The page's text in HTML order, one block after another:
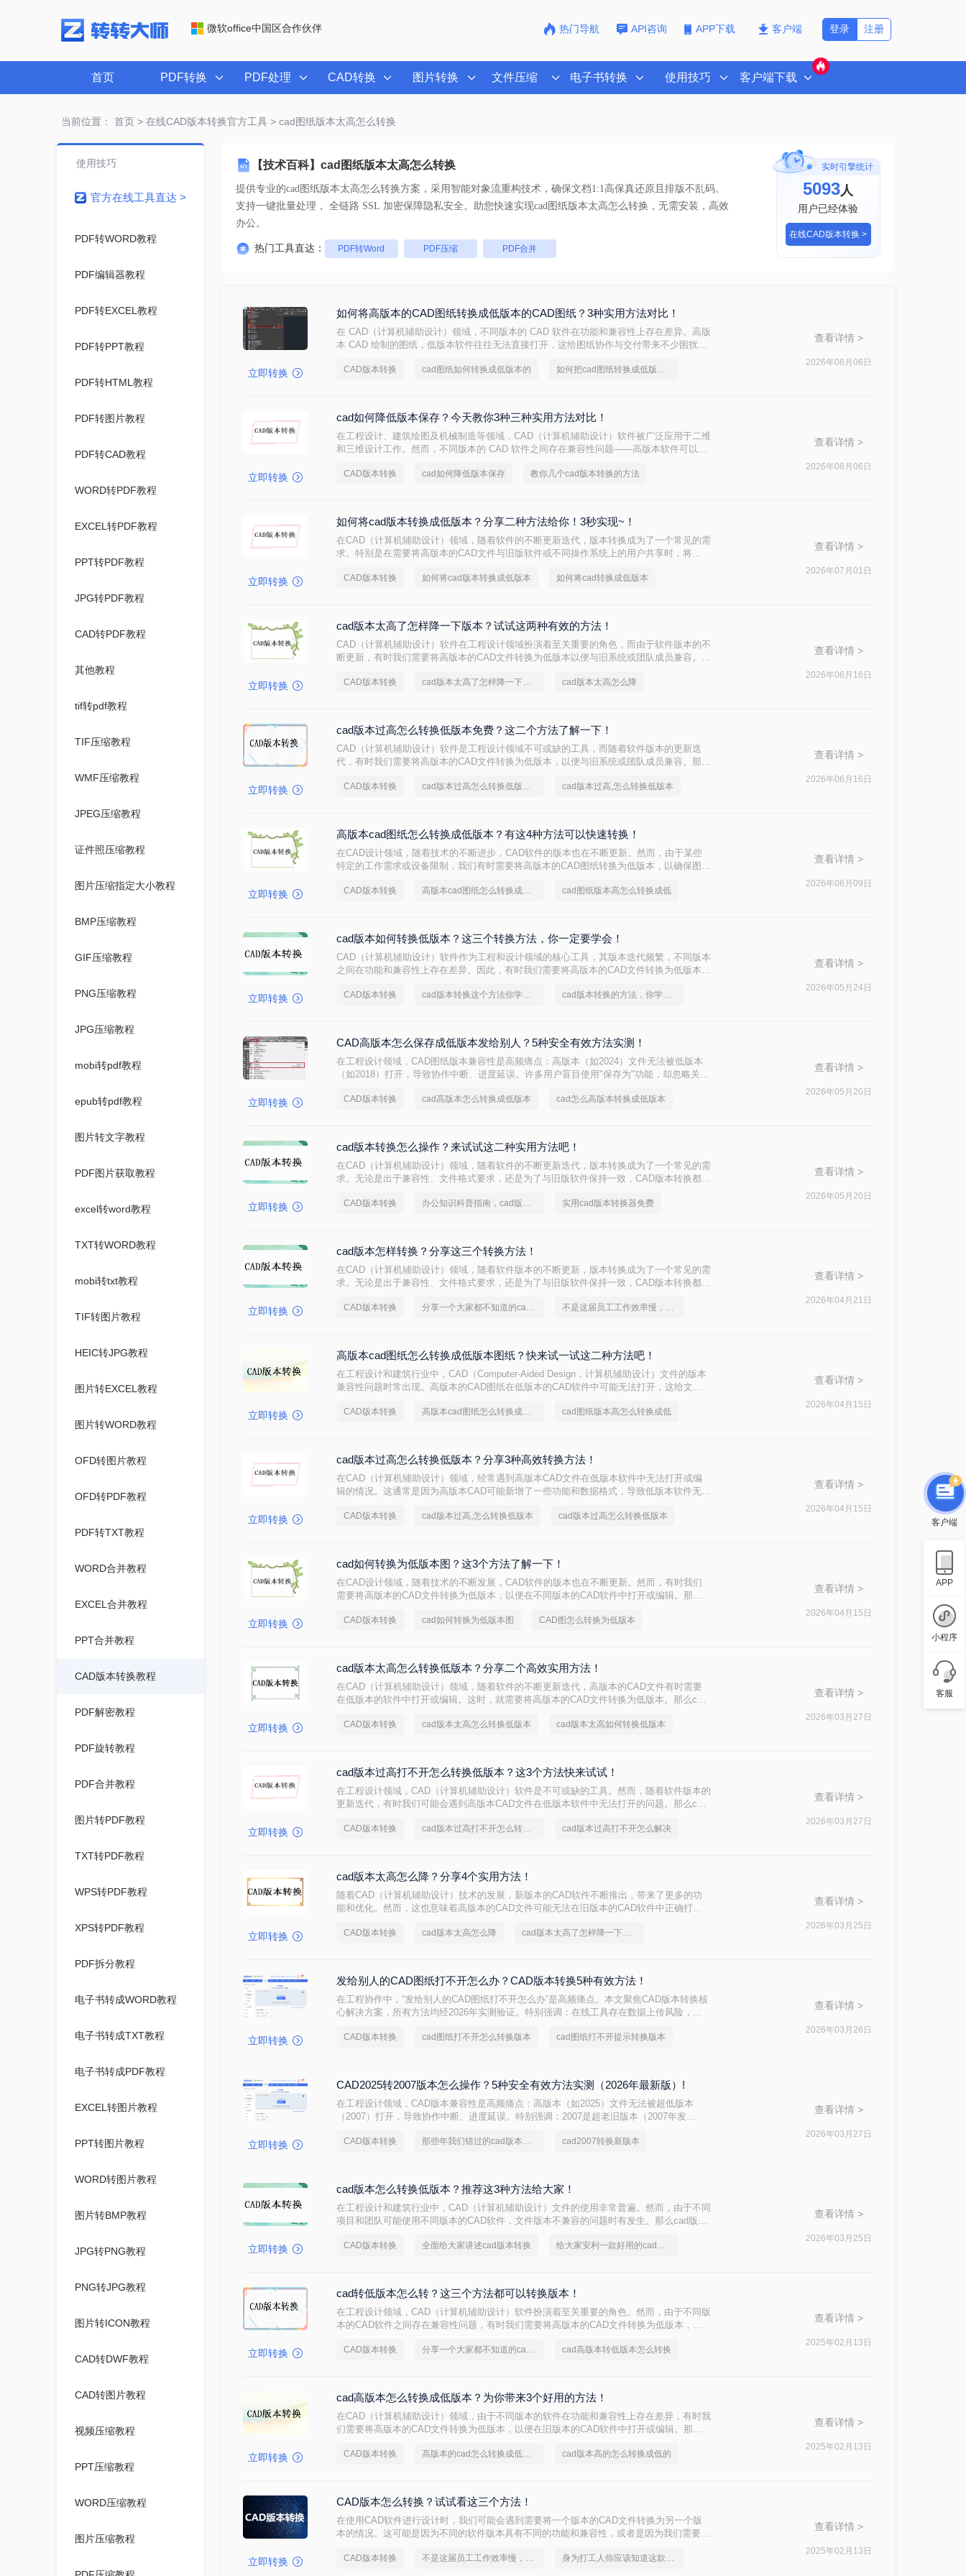
微软office中国区合作伙伴 热门导航 API咨询 APP下载 客户端 注册
登录
首页 PDF转换 PDF处理 CAD转换 图片转换 文件压缩 电子书转换 使用技巧 客户端下载
当前位置： 首页> 在线CAD版本转换官方工具> cad图纸版本太高怎么转换
【技术百科】cad图纸版本太高怎么转换
提供专业的cad图纸版本太高怎么转换方案，采用智能对象流重构技术，确保文档1:1高保真还原且排版不乱码。
支持一键批量处理， 全链路 SSL 加密保障隐私安全。助您快速实现cad图纸版本太高怎么转换 ，无需安装，高效
办公。
热门工具直达： PDF转Word PDF压缩 PDF合并
实时引擎统计
5096人
用户已经体验
在线CAD版本转换 >
使用技巧
官方在线工具直达 >
PDF转WORD教程
PDF编辑器教程
PDF转EXCEL教程
PDF转PPT教程
PDF转HTML教程
PDF转图片教程
PDF转CAD教程
WORD转PDF教程
EXCEL转PDF教程
PPT转PDF教程
JPG转PDF教程
CAD转PDF教程
其他教程
tif转pdf教程
TIF压缩教程
WMF压缩教程
JPEG压缩教程
证件照压缩教程
图片压缩指定大小教程
BMP压缩教程
GIF压缩教程
PNG压缩教程
JPG压缩教程
mobi转pdf教程
epub转pdf教程
图片转文字教程
PDF图片获取教程
excel转word教程
TXT转WORD教程
mobi转txt教程
TIF转图片教程
HEIC转JPG教程
图片转EXCEL教程
图片转WORD教程
OFD转图片教程
OFD转PDF教程
PDF转TXT教程
WORD合并教程
EXCEL合并教程
PPT合并教程
CAD版本转换教程
PDF解密教程
PDF旋转教程
PDF合并教程
图片转PDF教程
TXT转PDF教程
WPS转PDF教程
XPS转PDF教程
PDF拆分教程
电子书转成WORD教程
电子书转成TXT教程
电子书转成PDF教程
EXCEL转图片教程
PPT转图片教程
WORD转图片教程
图片转BMP教程
JPG转PNG教程
PNG转JPG教程
图片转ICON教程
CAD转DWF教程
CAD转图片教程
视频压缩教程
PPT压缩教程
WORD压缩教程
图片压缩教程
立即转换
如何将高版本的CAD图纸转换成低版本的CAD图纸？3种实用方法对比！
在 CAD（计算机辅助设计）领域，不同版本的 CAD 软件在功能和兼容性上存在差异。高版
本 CAD 绘制的图纸，低版本软件往往无法直接打开，这给图纸协作与交付带来不少困扰。
难度、批量能力、隐私安全 四个维度，对比三种主流方案，帮助您根据实际场景快速选
CAD版本转换 cad图纸如何转换成低版本的 如何把cad图纸转换成低版本的
查看详情 >
2026年08月06日
立即转换
cad如何降低版本保存？今天教你3种三种实用方法对比！
在工程设计、建筑绘图及机械制造等领域，CAD（计算机辅助设计）软件被广泛应用于二维
和三维设计工作。然而，不同版本的 CAD 软件之间存在兼容性问题——高版本软件可以打
版 CAD 的合作伙伴或客户时，将 CAD 文件降低版本保存就显得尤为重要。那么CAD 如何
CAD版本转换 cad如何降低版本保存 教你几个cad版本转换的方法
查看详情 >
2026年08月06日
立即转换
如何将cad版本转换成低版本？分享二种方法给你！3秒实现~！
在CAD（计算机辅助设计）领域，随着软件的不断更新迭代，版本转换成为了一个常见的需
求。特别是在需要将高版本的CAD文件与旧版软件或不同操作系统上的用户共享时，将
种将CAD版本转换成低版本的方法。
CAD版本转换 如何将cad版本转换成低版本 如何将cad转换成低版本
查看详情 >
2026年07月01日
立即转换
cad版本太高了怎样降一下版本？试试这两种有效的方法！
CAD（计算机辅助设计）软件在工程设计领域扮演着至关重要的角色，而由于软件版本的不
断更新，有时我们需要将高版本的CAD文件转换为低版本以便与旧系统或团队成员兼容。那
CAD版本转换 cad版本太高了怎样降一下版本 cad版本太高怎么降
查看详情 >
2026年06月16日
立即转换
cad版本过高怎么转换低版本免费？这二个方法了解一下！
CAD（计算机辅助设计）软件是工程设计领域不可或缺的工具，而随着软件版本的更新迭
代，有时我们需要将高版本的CAD文件转换为低版本，以便与旧系统或团队成员兼容。那么
CAD版本转换 cad版本过高怎么转换低版本免费 cad版本过高,怎么转换低版本
查看详情 >
2026年06月16日
立即转换
高版本cad图纸怎么转换成低版本？有这4种方法可以快速转换！
在CAD设计领域，随着技术的不断进步，CAD软件的版本也在不断更新。然而，由于某些
特定的工作需求或设备限制，我们有时需要将高版本的CAD图纸转换为低版本，以确保图纸
文将详细介绍四种将高版本CAD图纸转换为低版本的方法，并给出具体的操作步骤和注意事
CAD版本转换 高版本cad图纸怎么转换成低版本图纸 cad图纸版本高怎么转换成低
查看详情 >
2026年06月09日
立即转换
cad版本如何转换低版本？这三个转换方法，你一定要学会！
CAD（计算机辅助设计）软件作为工程和设计领域的核心工具，其版本迭代频繁，不同版本
之间在功能和兼容性上存在差异。因此，有时我们需要将高版本的CAD文件转换为低版本，
的方法来实现CAD版本从高到低的转换。
CAD版本转换 cad版本转换这个方法你学会了吗？ cad版本转换的方法，你学会了吗
查看详情 >
2026年05月24日
立即转换
CAD高版本怎么保存成低版本发给别人？5种安全有效方法实测！
在工程设计领域，CAD图纸版本兼容性是高频痛点：高版本（如2024）文件无法被低版本
（如2018）打开，导致协作中断、进度延误。许多用户盲目使用"保存为"功能，却忽略关键
AutoCAD 2024+系统实测，系统梳理5种安全有效的版本转换方法，明确标注每种方案的适
CAD版本转换 cad高版本怎么转换成低版本 cad怎么高版本转换成低版本
查看详情 >
2026年05月20日
立即转换
cad版本转换怎么操作？来试试这二种实用方法吧！
在CAD（计算机辅助设计）领域，随着软件的不断更新迭代，版本转换成为了一个常见的需
求。无论是出于兼容性、文件格式要求，还是为了与旧版软件保持一致，CAD版本转换都显
CAD版本转换 办公知识科普指南，cad版本转换的操作方法 实用cad版本转换器免费
查看详情 >
2026年05月20日
立即转换
cad版本怎样转换？分享这三个转换方法！
在CAD（计算机辅助设计）领域，随着软件版本的不断更新，版本转换成为了一个常见的需
求。无论是出于兼容性、文件格式要求，还是为了与旧版软件保持一致，CAD版本转换都显
CAD版本转换 分享一个大家都不知道的cad版本转换方法 不是这届员工工作效率慢，是你不会cad版本转换这一招！
查看详情 >
2026年04月21日
立即转换
高版本cad图纸怎么转换成低版本图纸？快来试一试这二种方法吧！
在工程设计和建筑行业中，CAD（Computer-Aided Design，计算机辅助设计）文件的版本
兼容性问题时常出现。高版本的CAD图纸在低版本的CAD软件中可能无法打开，这给文件
将高版本CAD图纸转换为低版本的方法，帮助您轻松解决这一问题。
CAD版本转换 高版本cad图纸怎么转换成低版本图纸 cad图纸版本高怎么转换成低
查看详情 >
2026年04月15日
立即转换
cad版本过高怎么转换低版本？分享3种高效转换方法！
在CAD（计算机辅助设计）领域，经常遇到高版本CAD文件在低版本软件中无法打开或编
辑的情况。这通常是因为高版本CAD可能新增了一些功能和数据格式，导致低版本软件无法
版本呢？本文将介绍三种将CAD高版本转换为低版本的高效方法。
CAD版本转换 cad版本过高,怎么转换低版本 cad版本过高怎么转换低版本
查看详情 >
2026年04月15日
立即转换
cad如何转换为低版本图？这3个方法了解一下！
在CAD设计领域，随着技术的不断发展，CAD软件的版本也在不断更新。然而，有时我们
需要将高版本的CAD文件转换为低版本，以便在不同版本的CAD软件中打开或编辑。那么
CAD版本转换 cad如何转换为低版本图 CAD图怎么转换为低版本
查看详情 >
2026年04月15日
立即转换
cad版本太高怎么转换低版本？分享二个高效实用方法！
在CAD（计算机辅助设计）领域，随着软件的不断更新迭代，高版本的CAD文件有时需要
在低版本的软件中打开或编辑。这时，就需要将高版本的CAD文件转换为低版本。那么cad
CAD版本转换 cad版本太高怎么转换低版本 cad版本太高如何转换低版本
查看详情 >
2026年03月27日
立即转换
cad版本过高打不开怎么转换低版本？这3个方法快来试试！
在工程设计领域，CAD（计算机辅助设计）软件是不可或缺的工具。然而，随着软件版本的
更新迭代，有时我们可能会遇到高版本CAD文件在低版本软件中无法打开的问题。那么cad
法，帮助大家轻松解决这一难题。
CAD版本转换 cad版本过高打不开怎么转换低版本 cad版本过高打不开怎么解决
查看详情 >
2026年03月27日
立即转换
cad版本太高怎么降？分享4个实用方法！
随着CAD（计算机辅助设计）技术的发展，新版本的CAD软件不断推出，带来了更多的功
能和优化。然而，这也意味着高版本的CAD文件可能无法在旧版本的CAD软件中正确打开
本文将介绍四种有效的方法来实现这一目标。
CAD版本转换 cad版本太高怎么降 cad版本太高了怎样降一下版本
查看详情 >
2026年03月25日
立即转换
发给别人的CAD图纸打不开怎么办？CAD版本转换5种有效方法！
在工程协作中，“发给别人的CAD图纸打不开怎么办”是高频痛点。本文聚焦CAD版本转换核
心解决方案，所有方法均经2026年实测验证。特别强调：在线工具存在数据上传风险，敏
CAD版本转换 cad图纸打不开怎么转换版本 cad图纸打不开提示转换版本
查看详情 >
2026年03月26日
立即转换
CAD2025转2007版本怎么操作？5种安全有效方法实测（2026年最新版）!
在工程设计领域，CAD版本兼容性是高频痛点：高版本（如2025）文件无法被超低版本
（2007）打开，导致协作中断、进度延误。特别强调：2007是超老旧版本（2007年发
2007核心解决方案，严格区分安全使用场景，助您安全高效完成转换！
CAD版本转换 那些年我们错过的cad版本转换方法 cad2007转换新版本
查看详情 >
2026年03月27日
立即转换
cad版本怎么转换低版本？推荐这3种方法给大家！
在工程设计和建筑行业中，CAD（计算机辅助设计）文件的使用非常普遍。然而，由于不同
项目和团队可能使用不同版本的CAD软件，文件版本不兼容的问题时有发生。那么cad版本
CAD版本转换 全面给大家讲述cad版本转换 给大家安利一款好用的cad版本转换软件
查看详情 >
2026年03月25日
立即转换
cad转低版本怎么转？这三个方法都可以转换版本！
在工程设计领域，CAD（计算机辅助设计）软件扮演着至关重要的角色。然而，由于不同版
本的CAD软件之间存在兼容性问题，有时我们需要将高版本的CAD文件转换为低版本，以
CAD文件转换为低版本的方法，帮助您解决兼容性问题。
CAD版本转换 分享一个大家都不知道的cad版本转换方法 cad高版本转低版本怎么转换
查看详情 >
2025年02月13日
立即转换
cad高版本怎么转换成低版本？为你带来3个好用的方法！
在CAD（计算机辅助设计）领域，由于不同版本的软件在功能和兼容性上存在差异，有时我
们需要将高版本的CAD文件转换为低版本，以便在旧版本的CAD软件中打开或编辑。那么
换。
CAD版本转换 高版本的cad怎么转换成低版本 cad版本高的怎么转换成低的
查看详情 >
2025年02月13日
立即转换
CAD版本怎么转换？试试看这三个方法！
​在使用CAD软件进行设计时，我们可能会遇到需要将一个版本的CAD文件转换为另一个版
本的情况。这可能是因为不同的软件版本具有不同的功能和兼容性，或者是因为我们需要将
方法。
CAD版本转换 不是这届员工工作效率慢，是你不会cad版本转换这一招！ 身为打工人你应该知道这款cad版本转换软件
查看详情 >
2025年02月13日
客户端
APP
小程序
客服